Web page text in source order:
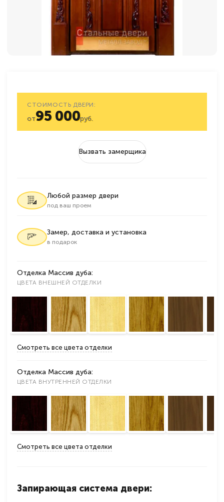
СТОИМОСТЬ ДВЕРИ:
от95 000руб.
Вызвать замерщика
Любой размер двери
под ваш проем
Замер, доставка и установка
в подарок
Отделка Массив дуба:
ЦВЕТА ВНЕШНЕЙ ОТДЕЛКИ
Смотреть все цвета отделки
Отделка Массив дуба:
ЦВЕТА ВНУТРЕННЕЙ ОТДЕЛКИ
Смотреть все цвета отделки
Запирающая система двери: